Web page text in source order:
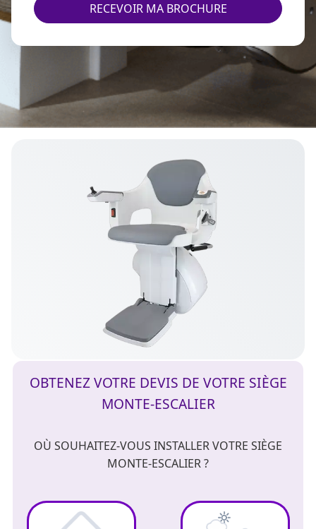
RECEVOIR MA BROCHURE
OBTENEZ VOTRE DEVIS DE VOTRE SIÈGE
MONTE-ESCALIER
OÙ SOUHAITEZ-VOUS INSTALLER VOTRE SIÈGE
MONTE-ESCALIER ?